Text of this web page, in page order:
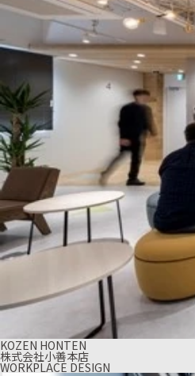
KOZEN HONTEN
株式会社小善本店
WORKPLACE DESIGN